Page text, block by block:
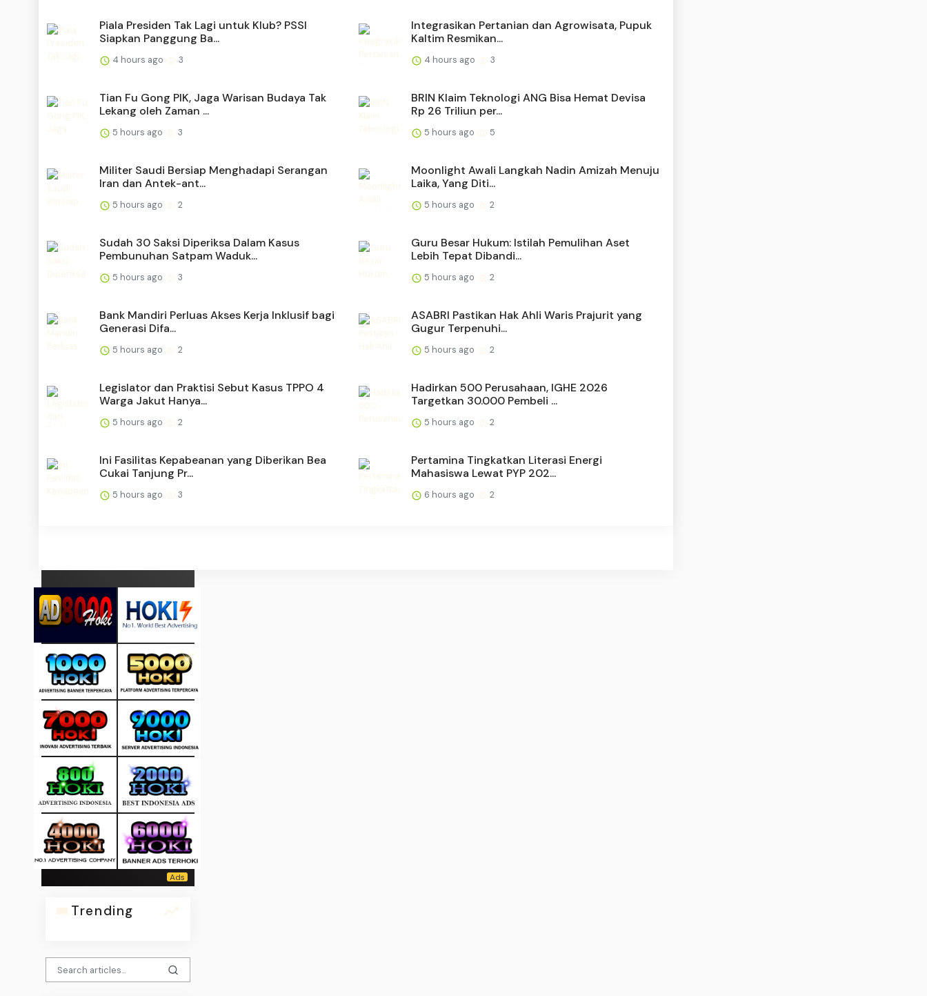
Piala Presiden Tak Lagi untuk Klub? PSSI
Siapkan Panggung Ba...
4 hours ago 3
Integrasikan Pertanian dan Agrowisata, Pupuk
Kaltim Resmikan...
4 hours ago 3
Tian Fu Gong PIK, Jaga Warisan Budaya Tak
Lekang oleh Zaman ...
5 hours ago 3
BRIN Klaim Teknologi ANG Bisa Hemat Devisa
Rp 26 Triliun per...
5 hours ago 5
Militer Saudi Bersiap Menghadapi Serangan
Iran dan Antek-ant...
5 hours ago 2
Moonlight Awali Langkah Nadin Amizah Menuju
Laika, Yang Diti...
5 hours ago 2
Sudah 30 Saksi Diperiksa Dalam Kasus
Pembunuhan Satpam Waduk...
5 hours ago 3
Guru Besar Hukum: Istilah Pemulihan Aset
Lebih Tepat Dibandi...
5 hours ago 2
Bank Mandiri Perluas Akses Kerja Inklusif bagi
Generasi Difa...
5 hours ago 2
ASABRI Pastikan Hak Ahli Waris Prajurit yang
Gugur Terpenuhi...
5 hours ago 2
Legislator dan Praktisi Sebut Kasus TPPO 4
Warga Jakut Hanya...
5 hours ago 2
Hadirkan 500 Perusahaan, IGHE 2026
Targetkan 30.000 Pembeli ...
5 hours ago 2
Ini Fasilitas Kepabeanan yang Diberikan Bea
Cukai Tanjung Pr...
5 hours ago 3
Pertamina Tingkatkan Literasi Energi
Mahasiswa Lewat PYP 202...
6 hours ago 2
Trending